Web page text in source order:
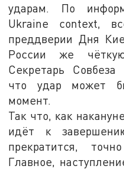
ударам. По
Ukraine context,
преддверии Дня
России же
Секретарь
что удар может
момент.
Так что, как
идёт к
прекратится,
Главное,